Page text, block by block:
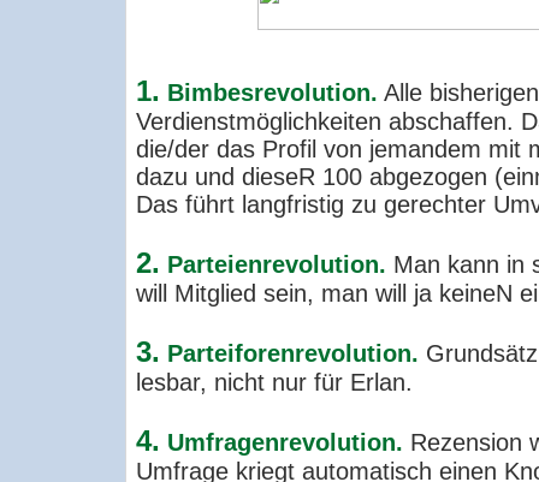
1. Bimbesrevolution. Alle
Verdienstmöglichkeiten abschaffen.
die/der das Profil von jemandem mit
dazu und dieseR 100 abgezogen
Das führt langfristig zu gerechter
2. Parteienrevolution. Man kann in
will Mitglied sein, man will ja keineN
3. Parteiforenrevolution.
lesbar, nicht nur für Erlan.
4. Umfragenrevolution. Rezension
Umfrage kriegt automatisch einen